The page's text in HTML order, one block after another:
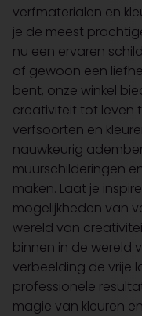
verfmaterialen en
je de meest
nu een ervaren
of gewoon een
bent, onze winkel
creativiteit tot leven
verfsoorten en
nauwkeurig
muurschilderingen
maken. Laat je
mogelijkheden van
wereld van
binnen in de wereld
verbeelding de vrije
professionele
magie van kleuren